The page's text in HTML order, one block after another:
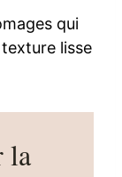
qui
lisse
la